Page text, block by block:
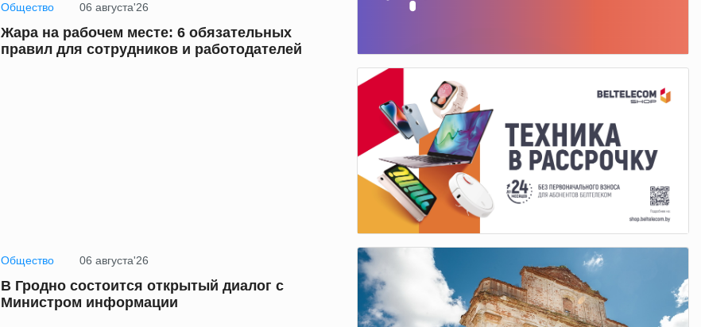
Общество 06 августа'26
Жара на рабочем месте: 6 обязательных
правил для сотрудников и работодателей
Общество 06 августа'26
В Гродно состоится открытый диалог с
Министром информации